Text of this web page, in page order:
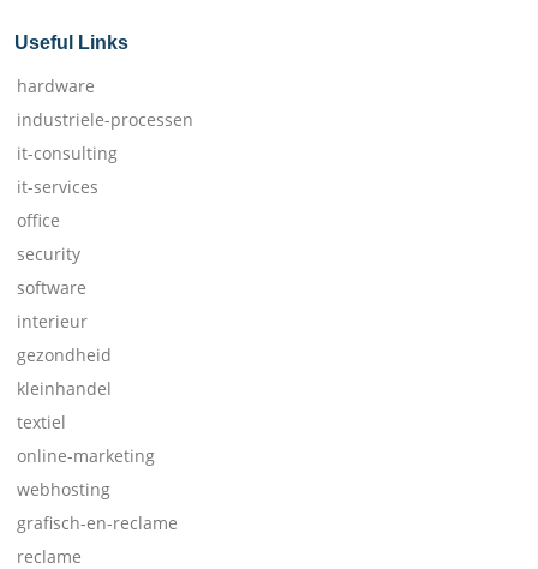
Useful Links
hardware
industriele-processen
it-consulting
it-services
office
security
software
interieur
gezondheid
kleinhandel
textiel
online-marketing
webhosting
grafisch-en-reclame
reclame